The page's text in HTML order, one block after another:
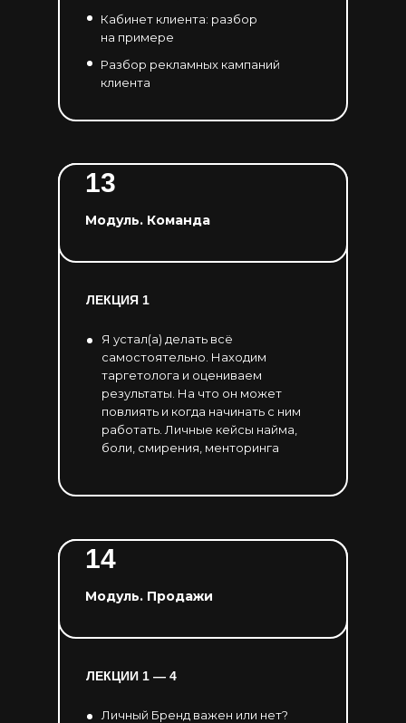
Кабинет клиента: разбор
на примере
Разбор рекламных кампаний
клиента
Модуль. Команда
ЛЕКЦИЯ 1
Я устал(а) делать всё
самостоятельно. Находим
таргетолога и оцениваем
результаты. На что он может
повлиять и когда начинать с ним
работать. Личные кейсы найма,
боли, смирения, менторинга
13
Модуль. Продажи
ЛЕКЦИИ 1 — 4
Личный Бренд важен или нет?
14